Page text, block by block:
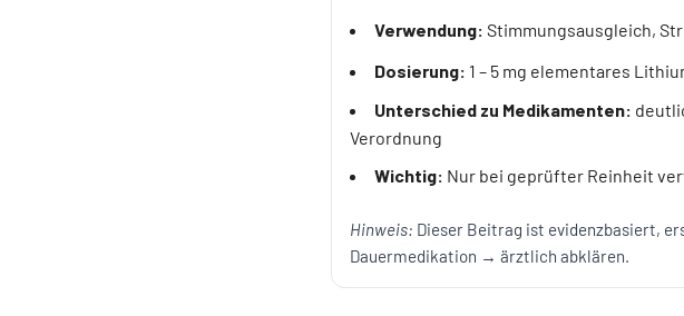
Verwendung: Stimmungsausgleich,
Dosierung: 1 – 5 mg elementares
Unterschied zu Medikamenten:
Verordnung
Wichtig: Nur bei geprüfter Reinheit
Hinweis: Dieser Beitrag ist evidenzbasiert,
Dauermedikation → ärztlich abklären.